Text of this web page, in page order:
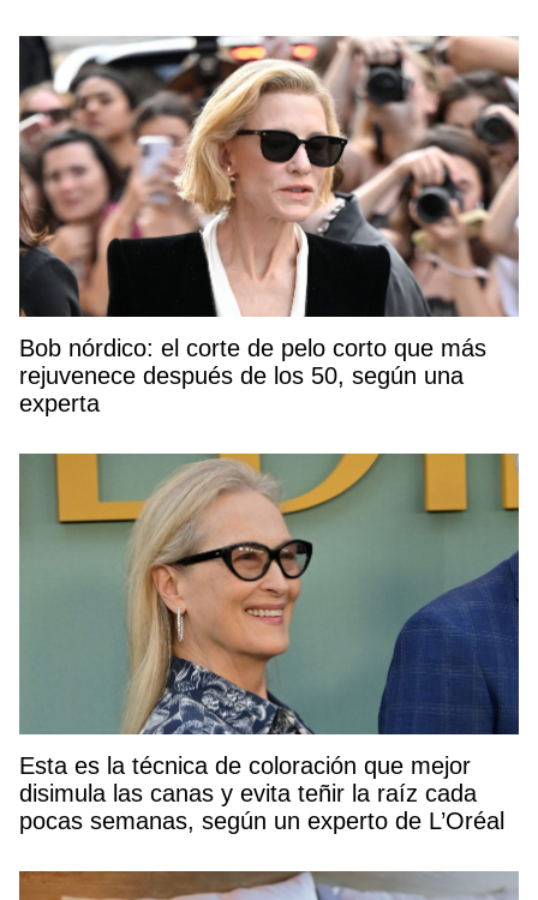
Bob nórdico: el corte de pelo corto que más
rejuvenece después de los 50, según una
experta
Esta es la técnica de coloración que mejor
disimula las canas y evita teñir la raíz cada
pocas semanas, según un experto de L’Oréal